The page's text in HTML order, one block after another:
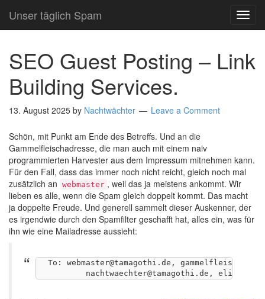
Unser täglich Spam
SEO Guest Posting – Link
Building Services.
13. August 2025 by Nachtwächter Leave a Comment
Schön, mit Punkt am Ende des Betreffs. Und an die
Gammelfleischadresse, die man auch mit einem naiv
programmierten Harvester aus dem Impressum mitnehmen kann.
Für den Fall, dass das immer noch nicht reicht, gleich noch mal
zusätzlich an webmaster , weil das ja meistens ankommt. Wir
lieben es alle, wenn die Spam gleich doppelt kommt. Das macht
ja doppelte Freude. Und generell sammelt dieser Auskenner, der
es irgendwie durch den Spamfilter geschafft hat, alles ein, was für
ihn wie eine Mailadresse aussieht:
To: webmaster@tamagothi.de,